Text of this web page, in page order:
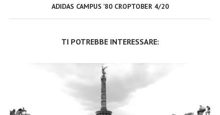
ADIDAS CAMPUS ’80 CROPTOBER 4/20
TI POTREBBE INTERESSARE: